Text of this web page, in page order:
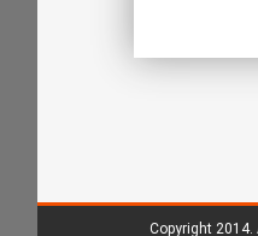
Copyright 2014.